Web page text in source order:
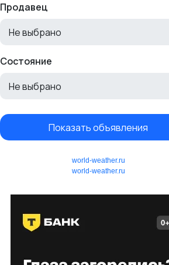
Продавец
Не выбрано
Состояние
Не выбрано
Показать объявления
world-weather.ru
world-weather.ru